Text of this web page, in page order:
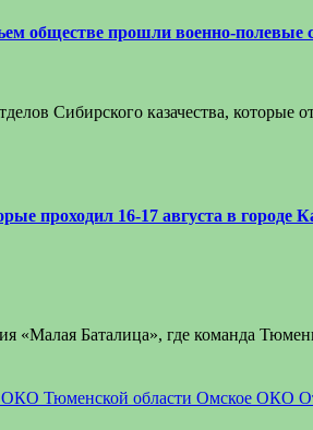
обществе прошли военно-полевые
Сибирского казачества,
проходил 16-17 августа в
«Малая Баталица», где команда
ОКО Тюменской области Омское ОКО